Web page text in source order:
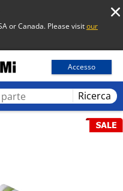
or Canada. Please visitour
Accesso
Ricerca